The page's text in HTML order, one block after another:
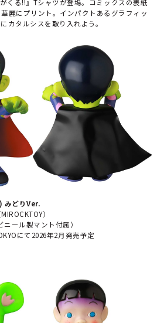
くる!!』Tシャツが登場。コミックスの表紙
麗にプリント。インパクトあるグラフィッ
カタルシスを取り入れよう。
みどりVer.
）
ール製マント付属）
にて2026年2月発売予定